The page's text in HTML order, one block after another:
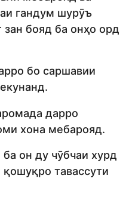
гандум шурӯъ
бояд ба онҳо орд
бо саршавии
дарро
хона мебарояд.
он ду чӯбчаи хурд
қошуқро тавассути